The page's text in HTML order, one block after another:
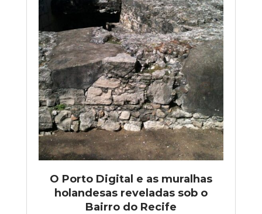
O Porto Digital e as muralhas
holandesas reveladas sob o
Bairro do Recife